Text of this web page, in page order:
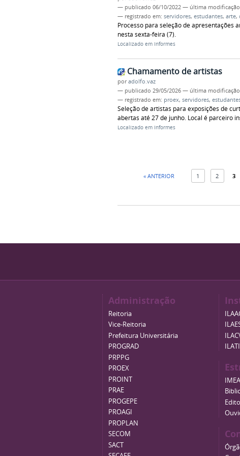
— publicado 06/10/2022 — última modificação
— registrado em: servidores, estudantes, arte,
Processo para seleção de apresentações
nesta sexta-feira (7).
Localizado em Informes
Chamamento de artistas
poradolfo.vaz
— publicado 29/05/2026 — última modificação
— registrado em: proex, servidores,
Seleção de artistas para exposições de
abertas até 27 de junho. Local é parceiro
Localizado em Informes
« ANTERIOR 1 2 3
Administração
Reitoria
Vice-Reitoria
Prefeitura Universitária
PROGRAD
PRPPG
PROEX
PROINT
PRAE
PROGEPE
PROAGI
PROPLAN
SECOM
SACT
IMEA